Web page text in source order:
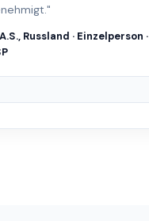
Russland · Einzelperson ·